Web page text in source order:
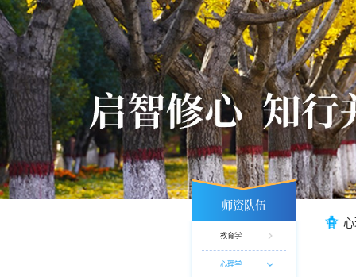
师资队伍
教育学
心理学